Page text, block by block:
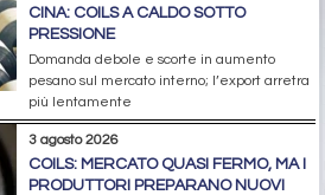
CINA: COILS A CALDO SOTTO
PRESSIONE
Domanda debole e scorte in aumento
pesano sul mercato interno; l’export arretra
più lentamente
3 agosto 2026
COILS: MERCATO QUASI FERMO, MA I
PRODUTTORI PREPARANO NUOVI